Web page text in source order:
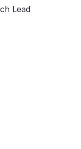
Lead